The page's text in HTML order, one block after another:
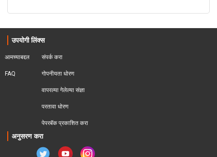
उपयोगी लिंक्स
आमच्याबद्दल
FAQ
संपर्क करा
गोपनीयता धोरण
वापरल्या गेलेल्या संज्ञा
परतावा धोरण
पेपरबॅक प्रकाशित करा
अनुसरण करा